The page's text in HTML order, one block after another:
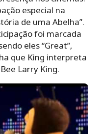
especial na
de uma Abelha”.
foi marcada
eles “Great”,
que King interpreta
Larry King.